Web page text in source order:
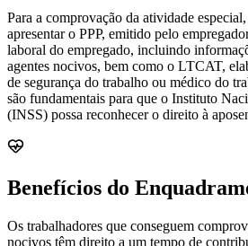
Para a comprovação da atividade
apresentar o PPP, emitido pelo
laboral do empregado, incluindo
agentes nocivos, bem como o LTCAT,
de segurança do trabalho ou médico do
são fundamentais para que o Instituto
(INSS) possa reconhecer o direito à
Benefícios do
Os trabalhadores que conseguem
nocivos têm direito a um tempo de